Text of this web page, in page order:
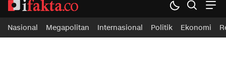
Nasional Megapolitan Internasional Politik Ekonomi